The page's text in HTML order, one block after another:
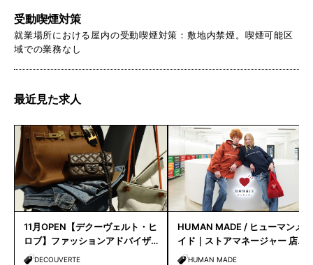
受動喫煙対策
就業場所における屋内の受動喫煙対策：敷地内禁煙。喫煙可能区
域での業務なし
最近見た求人
11月OPEN【デクーヴェルト・ヒ
ロブ】ファッションアドバイザ
ー｜天神店
DECOUVERTE
HUMAN MADE / ヒューマンメ
イド｜ストアマネージャー 店長
候補HUMAN MADE